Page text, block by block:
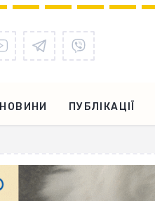
НОВИНИ ПУБЛІКАЦІЇ